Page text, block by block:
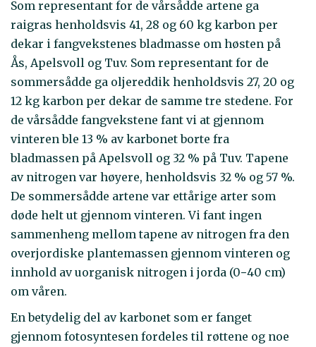
Som representant for de vårsådde artene ga
raigras henholdsvis 41, 28 og 60 kg karbon per
dekar i fangvekstenes bladmasse om høsten på
Ås, Apelsvoll og Tuv. Som representant for de
sommersådde ga oljereddik henholdsvis 27, 20 og
12 kg karbon per dekar de samme tre stedene. For
de vårsådde fangvekstene fant vi at gjennom
vinteren ble 13 % av karbonet borte fra
bladmassen på Apelsvoll og 32 % på Tuv. Tapene
av nitrogen var høyere, henholdsvis 32 % og 57 %.
De sommersådde artene var ettårige arter som
døde helt ut gjennom vinteren. Vi fant ingen
sammenheng mellom tapene av nitrogen fra den
overjordiske plantemassen gjennom vinteren og
innhold av uorganisk nitrogen i jorda (0−40 cm)
om våren.
En betydelig del av karbonet som er fanget
gjennom fotosyntesen fordeles til røttene og noe